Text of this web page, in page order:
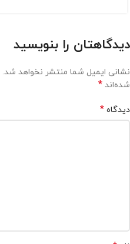
دیدگاهتان را بنویسید
نشانی ایمیل شما منتشر نخواهد شد.
شده‌اند *
دیدگاه *